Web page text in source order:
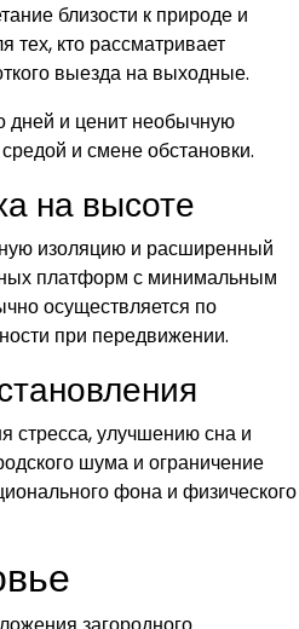
близости к природе и
тех, кто рассматривает
выезда на выходные.
дней и ценит необычную
и смене обстановки.
на высоте
изоляцию и расширенный
платформ с минимальным
осуществляется по
при передвижении.
стресса, улучшению сна и
шума и ограничение
фона и физического